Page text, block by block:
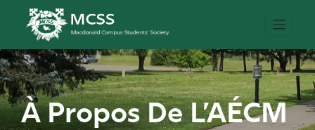
À Propos De L’AÉCM